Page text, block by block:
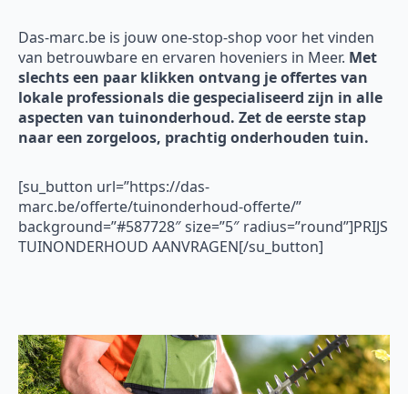
Das-marc.be is jouw one-stop-shop voor het vinden
van betrouwbare en ervaren hoveniers in Meer. Met
slechts een paar klikken ontvang je offertes van
lokale professionals die gespecialiseerd zijn in alle
aspecten van tuinonderhoud. Zet de eerste stap
naar een zorgeloos, prachtig onderhouden tuin.
[su_button url=”https://das-
marc.be/offerte/tuinonderhoud-offerte/”
background=”#587728″ size=”5″ radius=”round”]PRIJS
TUINONDERHOUD AANVRAGEN[/su_button]